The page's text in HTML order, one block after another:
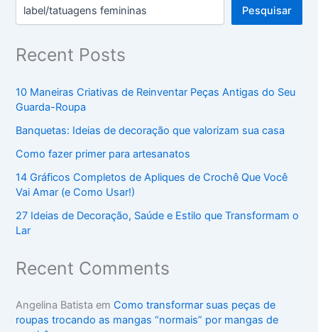
Pesquisar
Recent Posts
10 Maneiras Criativas de Reinventar Peças Antigas do Seu
Guarda-Roupa
Banquetas: Ideias de decoração que valorizam sua casa
Como fazer primer para artesanatos
14 Gráficos Completos de Apliques de Crochê Que Você
Vai Amar (e Como Usar!)
27 Ideias de Decoração, Saúde e Estilo que Transformam o
Lar
Recent Comments
Angelina Batista em Como transformar suas peças de
roupas trocando as mangas “normais” por mangas de